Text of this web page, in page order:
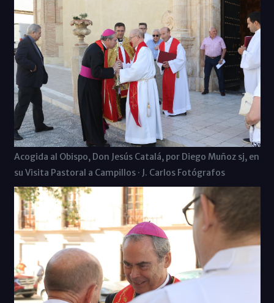
Acogida al Obispo, Don Jesús Catalá, por Diego Muñoz sj, en
su Visita Pastoral a Campillos · J. Carlos Fotógrafos